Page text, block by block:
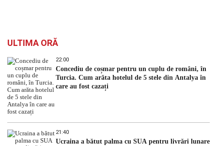
ULTIMA ORĂ
22:00
Concediu de coșmar pentru un cuplu de români, în
Turcia. Cum arăta hotelul de 5 stele din Antalya în
care au fost cazați
21:40
Ucraina a bătut palma cu SUA pentru livrări lunare